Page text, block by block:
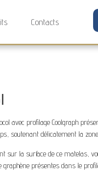
Contacts
avec profilage Coolgraph
soutenant délicatement la
sur la surface de ce matelas,
présentes dans le